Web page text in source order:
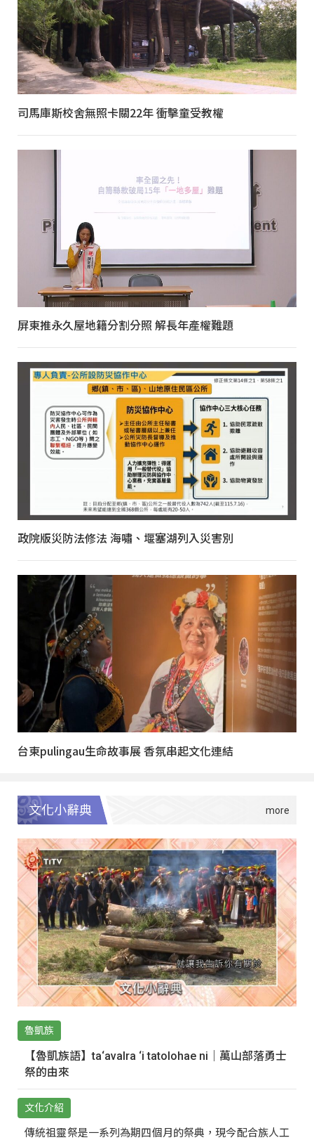
司馬庫斯校舍無照卡關22年 衝擊童受教權
屏東推永久屋地籍分割分照 解長年產權難題
政院版災防法修法 海嘯、堰塞湖列入災害別
台東pulingau生命故事展 香氛串起文化連結
文化小辭典
魯凱族
【魯凱族語】ta‘avalra ‘i tatolohae ni｜萬山部落勇士
祭的由來
文化介紹
傳統祖靈祭是一系列為期四個月的祭典，現今配合族人工